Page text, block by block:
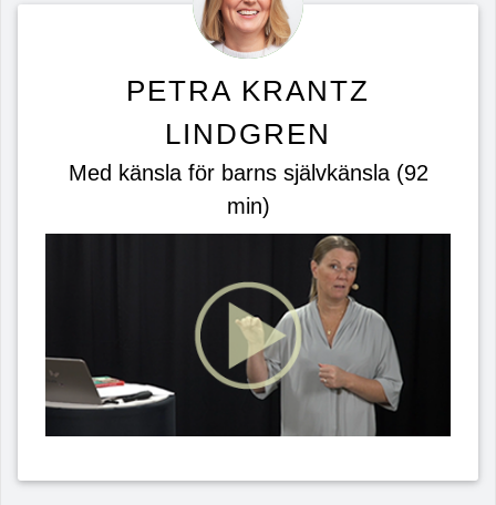
PETRA KRANTZ
LINDGREN
Med känsla för barns självkänsla (92
min)